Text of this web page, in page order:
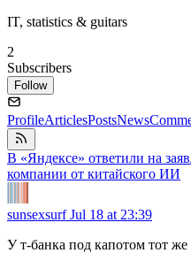
IT, statistics & guitars
2
Subscribers
Follow
ProfileArticlesPostsNews
В «Яндексе» ответили на
компании от китайского ИИ
sunsexsurfJul 18 at 23:39
У т-банка под капотом тот же